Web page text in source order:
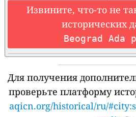
Извините, что-то не
исторических
Beograd Ada
Для получения
проверьте платформу
aqicn.org/historical/ru/